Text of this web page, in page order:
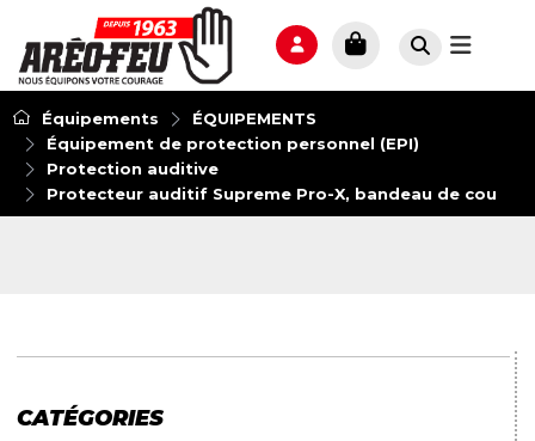
Équipements
ÉQUIPEMENTS
Équipement de protection personnel (EPI)
Protection auditive
Protecteur auditif Supreme Pro-X, bandeau de cou
CATÉGORIES